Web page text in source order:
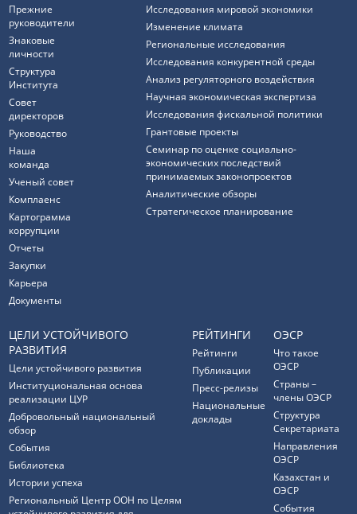
Прежние
руководители
Знаковые
личности
Структура
Института
Совет
директоров
Руководство
Наша
команда
Ученый совет
Комплаенс
Картограмма
коррупции
Отчеты
Закупки
Карьера
Документы
Исследования мировой экономики
Изменение климата
Региональные исследования
Исследования конкурентной среды
Анализ регуляторного воздействия
Научная экономическая экспертиза
Исследования фискальной политики
Грантовые проекты
Семинар по оценке социально-
экономических последствий
принимаемых законопроектов
Аналитические обзоры
Стратегическое планирование
ЦЕЛИ УСТОЙЧИВОГО
РАЗВИТИЯ
Цели устойчивого развития
Институциональная основа
реализации ЦУР
Добровольный национальный
обзор
События
Библиотека
Истории успеха
Региональный Центр ООН по Целям
РЕЙТИНГИ
Рейтинги
Публикации
Пресс-релизы
Национальные
доклады
ОЭСР
Что такое
ОЭСР
Страны –
члены ОЭСР
Структура
Секретариата
Направления
ОЭСР
Казахстан и
ОЭСР
События